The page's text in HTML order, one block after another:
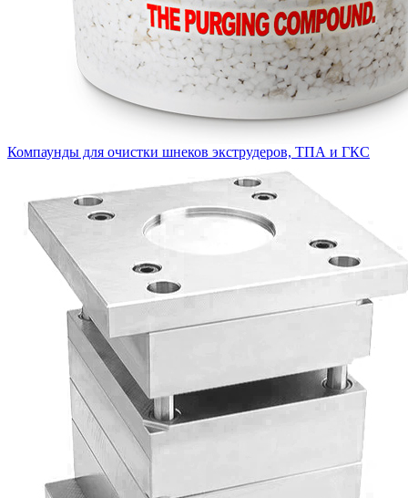
Компаунды для очистки шнеков экструдеров, ТПА и ГКС